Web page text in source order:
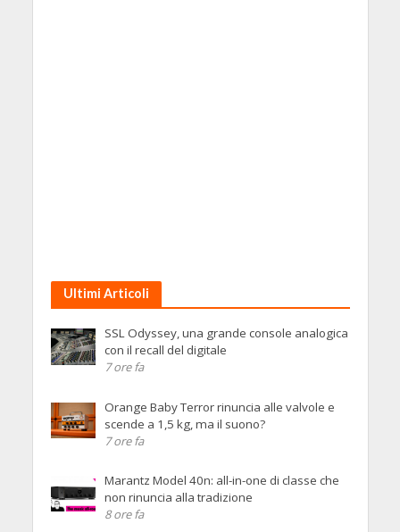
Ultimi Articoli
SSL Odyssey, una grande console analogica
con il recall del digitale
7 ore fa
Orange Baby Terror rinuncia alle valvole e
scende a 1,5 kg, ma il suono?
7 ore fa
Marantz Model 40n: all-in-one di classe che
non rinuncia alla tradizione
8 ore fa